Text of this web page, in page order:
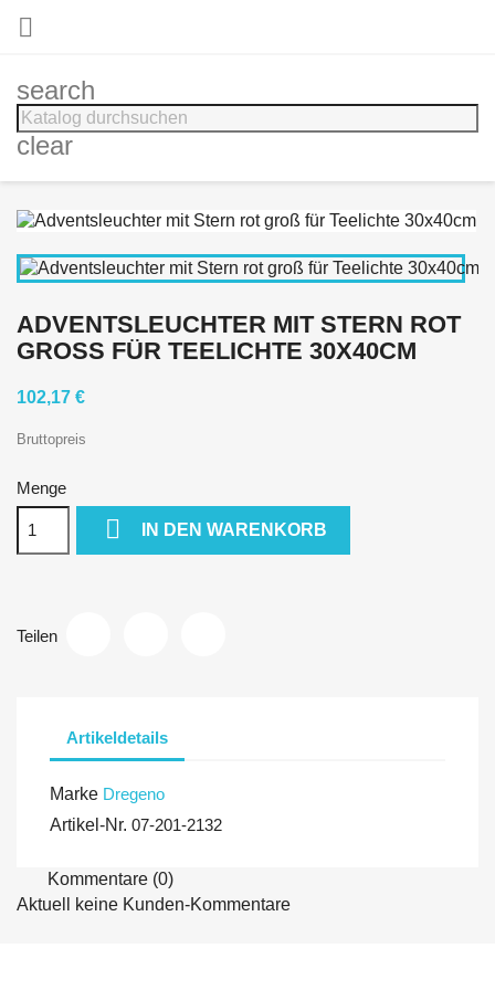

search
clear
ADVENTSLEUCHTER MIT STERN ROT
GROSS FÜR TEELICHTE 30X40CM
102,17 €
Bruttopreis
Menge
 IN DEN WARENKORB
Teilen
Artikeldetails
Marke Dregeno
Artikel-Nr. 07-201-2132
Kommentare (0)
Aktuell keine Kunden-Kommentare